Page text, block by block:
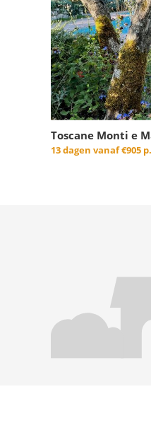
Toscane Monti e
13 dagen vanaf€905